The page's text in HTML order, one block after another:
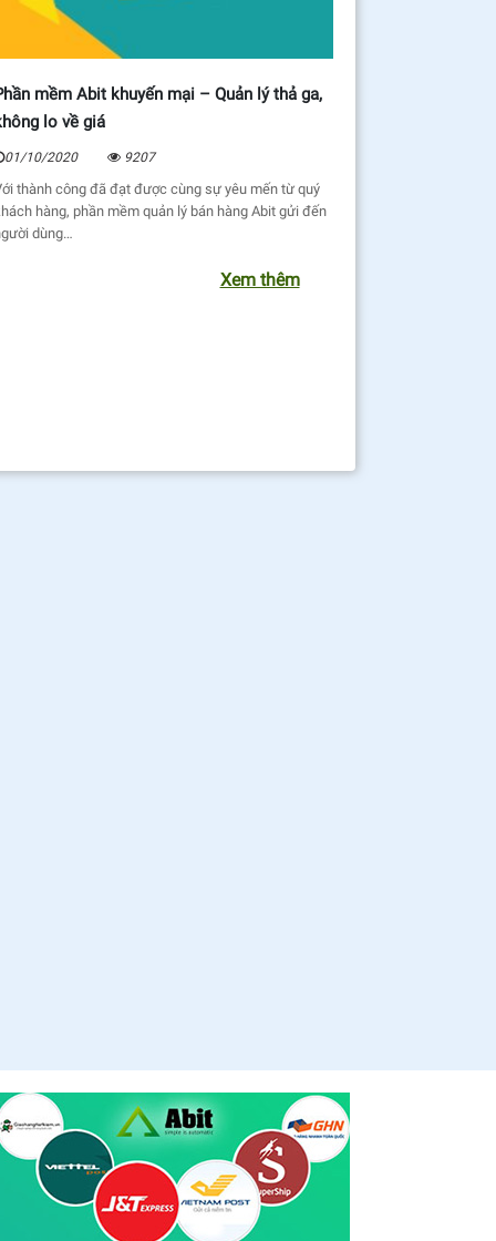
mềm Abit khuyến mại – Quản lý thả ga,
lo về giá
01/10/2020 9207
thành công đã đạt được cùng sự yêu mến từ quý
hàng, phần mềm quản lý bán hàng Abit gửi đến
dùng…
Xem thêm